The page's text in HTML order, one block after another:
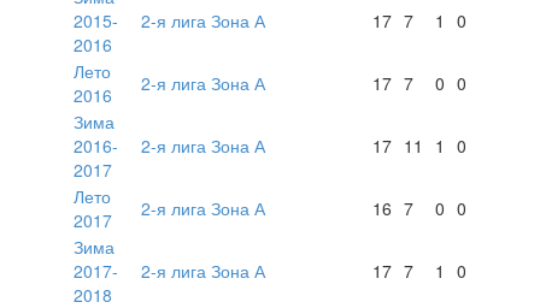
2015-
2016
2-я лига Зона А 17 7 1 0
Лето
2016
2-я лига Зона А 17 7 0 0
Зима
2016-
2017
2-я лига Зона А 17 11 1 0
Лето
2017
2-я лига Зона А 16 7 0 0
Зима
2017-
2018
2-я лига Зона А 17 7 1 0